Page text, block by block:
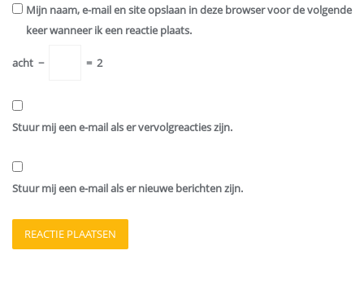
Mijn naam, e-mail en site opslaan in deze browser voor de volgende
keer wanneer ik een reactie plaats.
acht − = 2
Stuur mij een e-mail als er vervolgreacties zijn.
Stuur mij een e-mail als er nieuwe berichten zijn.